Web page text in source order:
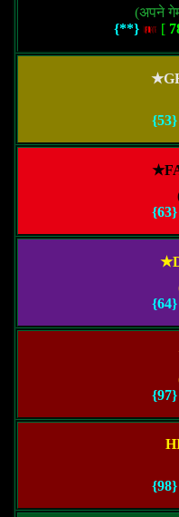
(अपने
{**}
[
{53}
{63}
{64}
{97}
{98}